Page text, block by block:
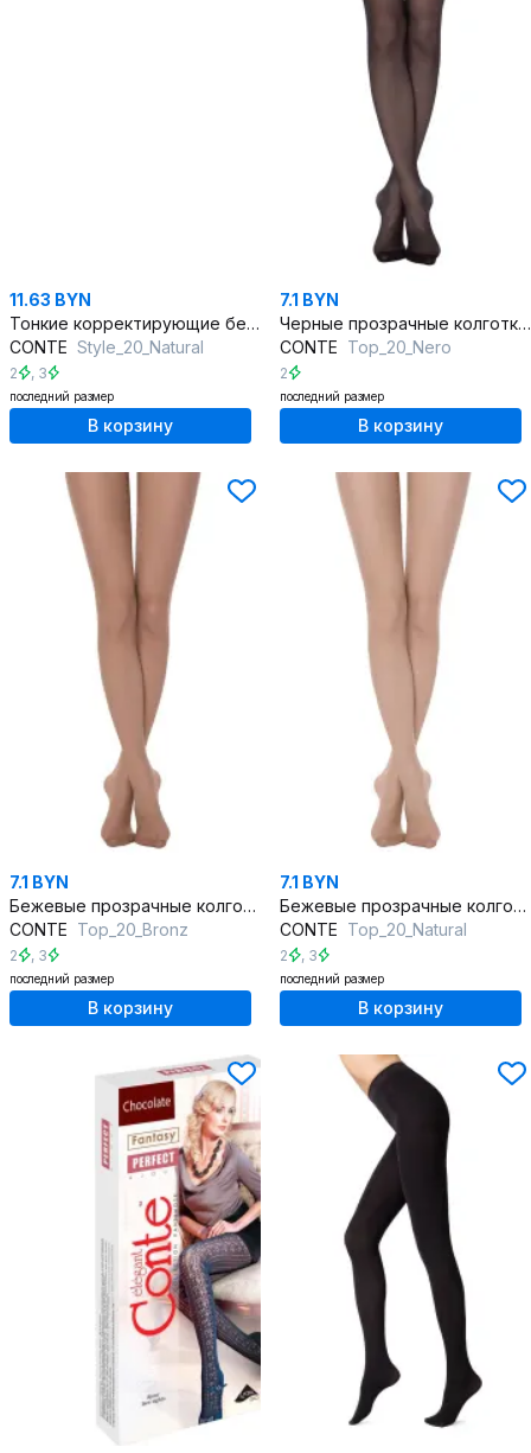
11.63 BYN
Тонкие корректирующие бежевые колготки с утягивающими трусиками
CONTE Style_20_Natural
2 , 3
последний размер
В корзину
7.1 BYN
Черные прозрачные колготки из трикотажа с регулируемой посадкой
CONTE Top_20_Nero
2
последний размер
В корзину
7.1 BYN
Бежевые прозрачные колготки из трикотажа с комфортной посадкой
CONTE Top_20_Bronz
2 , 3
последний размер
В корзину
7.1 BYN
Бежевые прозрачные колготки из трикотажа с регулируемой посадкой
CONTE Top_20_Natural
2 , 3
последний размер
В корзину